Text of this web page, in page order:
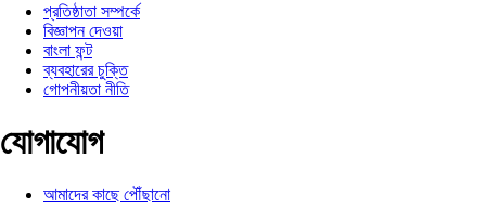
প্রতিষ্ঠাতা সম্পর্কে
বিজ্ঞাপন দেওয়া
বাংলা ফন্ট
ব্যবহারের চুক্তি
গোপনীয়তা নীতি
যোগাযোগ
আমাদের কাছে পৌঁছানো